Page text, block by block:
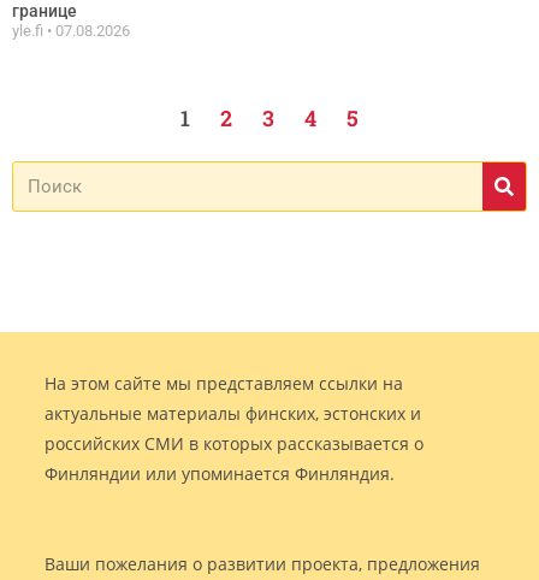
границе
yle.fi 07.08.2026
1 2 3 4 5
На этом сайте мы представляем ссылки на
актуальные материалы финских, эстонских и
российских СМИ в которых рассказывается о
Финляндии или упоминается Финляндия.
Ваши пожелания о развитии проекта, предложения